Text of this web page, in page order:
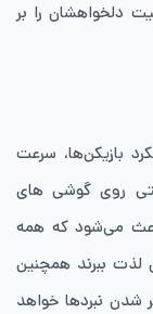
دلخواهشان را بر
بازیکن‌ها، سرعت
روی گوشی های
می‌شود که همه
لذت ببرند همچنین
شدن نبردها خواهد